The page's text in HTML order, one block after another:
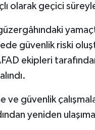
olarak geçici süreyle
güvenlik riski
ekipleri
ve güvenlik
yeniden